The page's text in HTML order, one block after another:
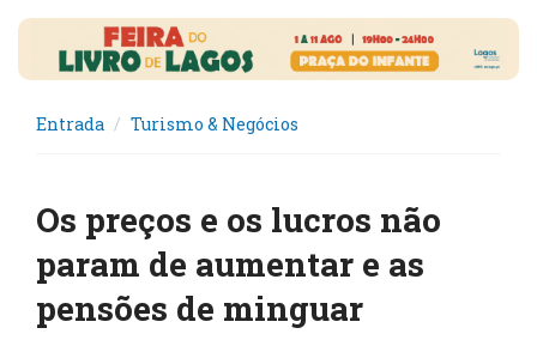
Entrada Turismo & Negócios
Os preços e os lucros não
param de aumentar e as
pensões de minguar